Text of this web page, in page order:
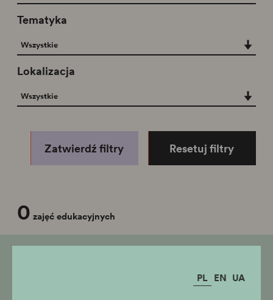
PL EN UA
Tematyka
Tematyka
Wszystkie
Lokalizacja
Lokalizacja
Wszystkie
Zatwierdź filtry Resetuj filtry
0 zajęć edukacyjnych